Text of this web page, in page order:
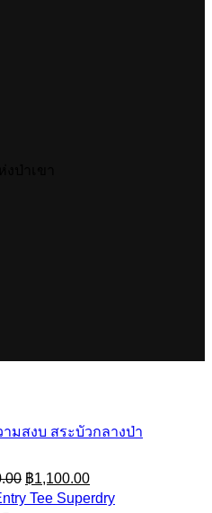
สระบัวกลางป่า
Original
price
was:
฿1,100.00Current
price
is:
Tee Superdry